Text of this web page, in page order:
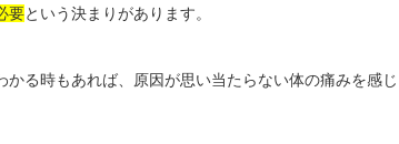
要という決まりがあります。
る時もあれば、原因が思い当たらない体の痛みを感じ